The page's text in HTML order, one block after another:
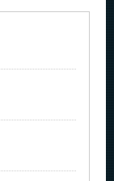
News